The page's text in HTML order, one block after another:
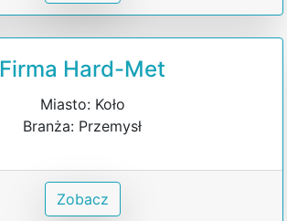
Firma Hard-Met
Miasto: Koło
Branża: Przemysł
Zobacz